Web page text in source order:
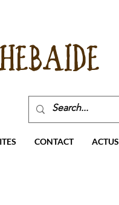
CONTACT ACTUS